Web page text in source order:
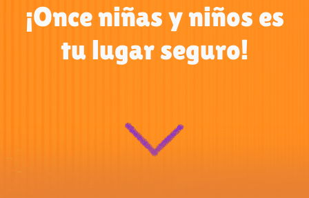
¡Once niñas y niños es
tu lugar seguro!